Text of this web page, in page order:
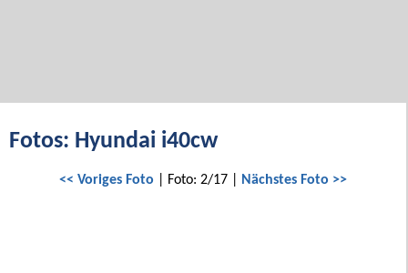
Fotos: Hyundai i40cw
<< Voriges Foto | Foto: 2/17 | Nächstes Foto >>